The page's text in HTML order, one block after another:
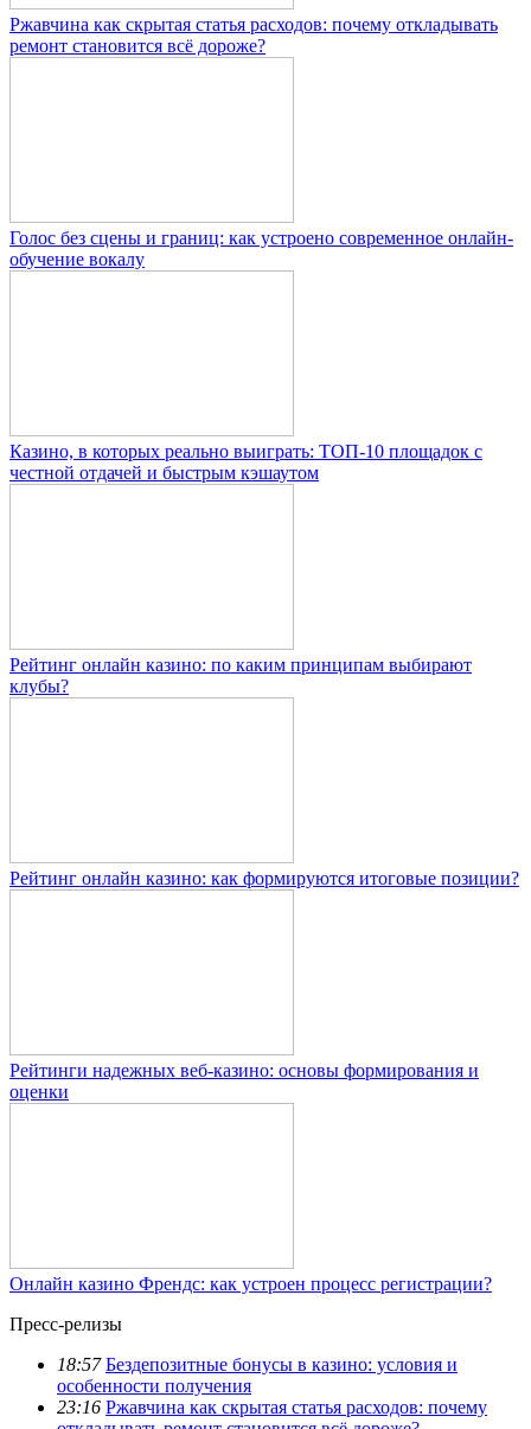
Ржавчина как скрытая статья расходов: почему откладывать
ремонт становится всё дороже?
Голос без сцены и границ: как устроено современное онлайн-
обучение вокалу
Казино, в которых реально выиграть: ТОП-10 площадок с
честной отдачей и быстрым кэшаутом
Рейтинг онлайн казино: по каким принципам выбирают
клубы?
Рейтинг онлайн казино: как формируются итоговые позиции?
Рейтинги надежных веб-казино: основы формирования и
оценки
Онлайн казино Френдс: как устроен процесс регистрации?
Пресс-релизы
18:57 Бездепозитные бонусы в казино: условия и
особенности получения
23:16 Ржавчина как скрытая статья расходов: почему